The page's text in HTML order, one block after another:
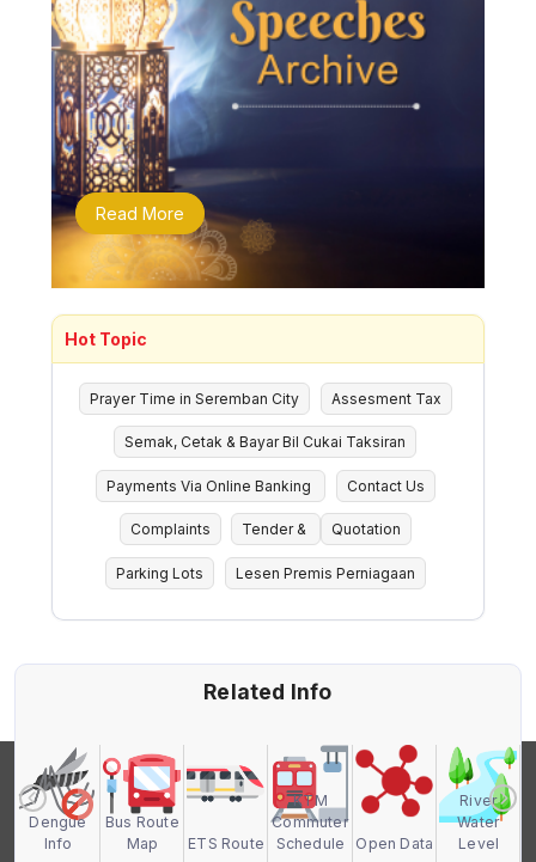
Read More
Hot Topic
Prayer Time in Seremban City Assesment Tax
Semak, Cetak & Bayar Bil Cukai Taksiran
Payments Via Online Banking Contact Us
Complaints Tender & Quotation
Parking Lots Lesen Premis Perniagaan
Related Info
Dengue
Info
Bus Route
Map
ETS Route
KTM
Commuter
Schedule
Open Data
River
Water
Level